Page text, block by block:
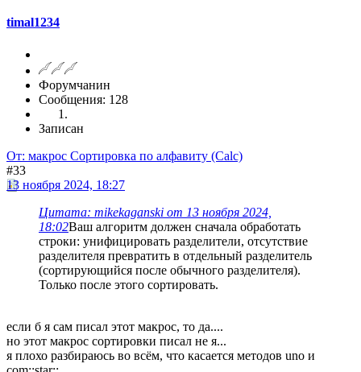
timal1234
Форумчанин
Сообщения: 128
Записан
От: макрос Сортировка по алфавиту (Calc)
#33
13 ноября 2024, 18:27
Цитата: mikekaganski от 13 ноября 2024,
18:02Ваш алгоритм должен сначала обработать
строки: унифицировать разделители, отсутствие
разделителя превратить в отдельный разделитель
(сортирующийся после обычного разделителя).
Только после этого сортировать.
если б я сам писал этот макрос, то да....
но этот макрос сортировки писал не я...
я плохо разбираюсь во всём, что касается методов uno и